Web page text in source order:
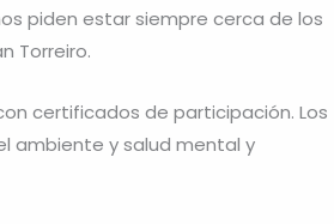
piden estar siempre cerca de los
Torreiro.
certificados de participación. Los
ambiente y salud mental y